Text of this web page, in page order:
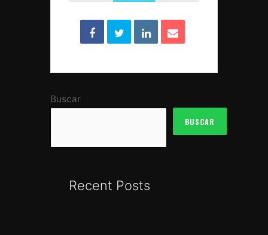
Buscar
BUSCAR
Recent Posts